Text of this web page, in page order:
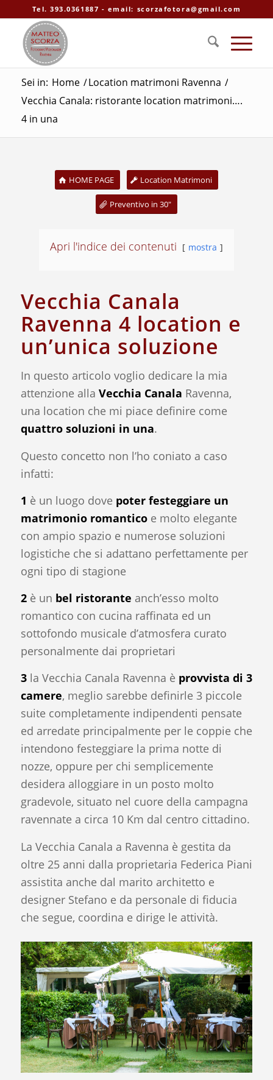
Tel. 393.0361887 - email: scorzafotora@gmail.com
Sei in: Home /Location matrimoni Ravenna /
Vecchia Canala: ristorante location matrimoni….
4 in una
HOME PAGE Location Matrimoni
Preventivo in 30"
Apri l'indice dei contenuti mostra
Vecchia Canala
Ravenna 4 location e
un’unica soluzione
In questo articolo voglio dedicare la mia
attenzione alla Vecchia Canala Ravenna,
una location che mi piace definire come
quattro soluzioni in una.
Questo concetto non l’ho coniato a caso
infatti:
1 è un luogo dove poter festeggiare un
matrimonio romanticoe molto elegante
con ampio spazio e numerose soluzioni
logistiche che si adattano perfettamente per
ogni tipo di stagione
2è un bel ristorante anch’esso molto
romantico con cucina raffinata ed un
sottofondo musicale d’atmosfera curato
personalmente dai proprietari
3la Vecchia Canala Ravenna è provvista di 3
camere, meglio sarebbe definirle 3 piccole
suite completamente indipendenti pensate
ed arredate principalmente per le coppie che
intendono festeggiare la prima notte di
nozze, oppure per chi semplicemente
desidera alloggiare in un posto molto
gradevole, situato nel cuore della campagna
ravennate a circa 10 Km dal centro cittadino.
La Vecchia Canala a Ravenna è gestita da
oltre 25 anni dalla proprietaria Federica Piani
assistita anche dal marito architetto e
designer Stefano e da personale di fiducia
che segue, coordina e dirige le attività.